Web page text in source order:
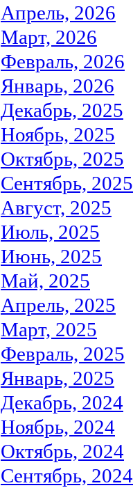
Апрель, 2026
Март, 2026
Февраль, 2026
Январь, 2026
Декабрь, 2025
Ноябрь, 2025
Октябрь, 2025
Сентябрь, 2025
Август, 2025
Июль, 2025
Июнь, 2025
Май, 2025
Апрель, 2025
Март, 2025
Февраль, 2025
Январь, 2025
Декабрь, 2024
Ноябрь, 2024
Октябрь, 2024
Сентябрь, 2024